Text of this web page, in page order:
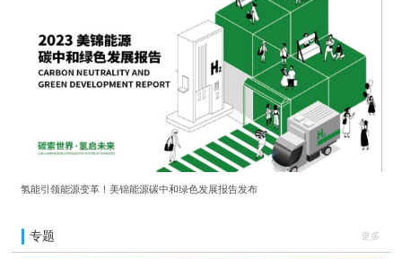
氢能引领能源变革！美锦能源碳中和绿色发展报告发布
专题 更多